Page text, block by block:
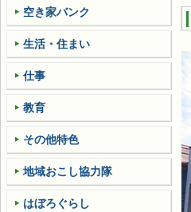
空き家バンク
生活・住まい
仕事
教育
その他特色
地域おこし協力隊
はぼろぐらし